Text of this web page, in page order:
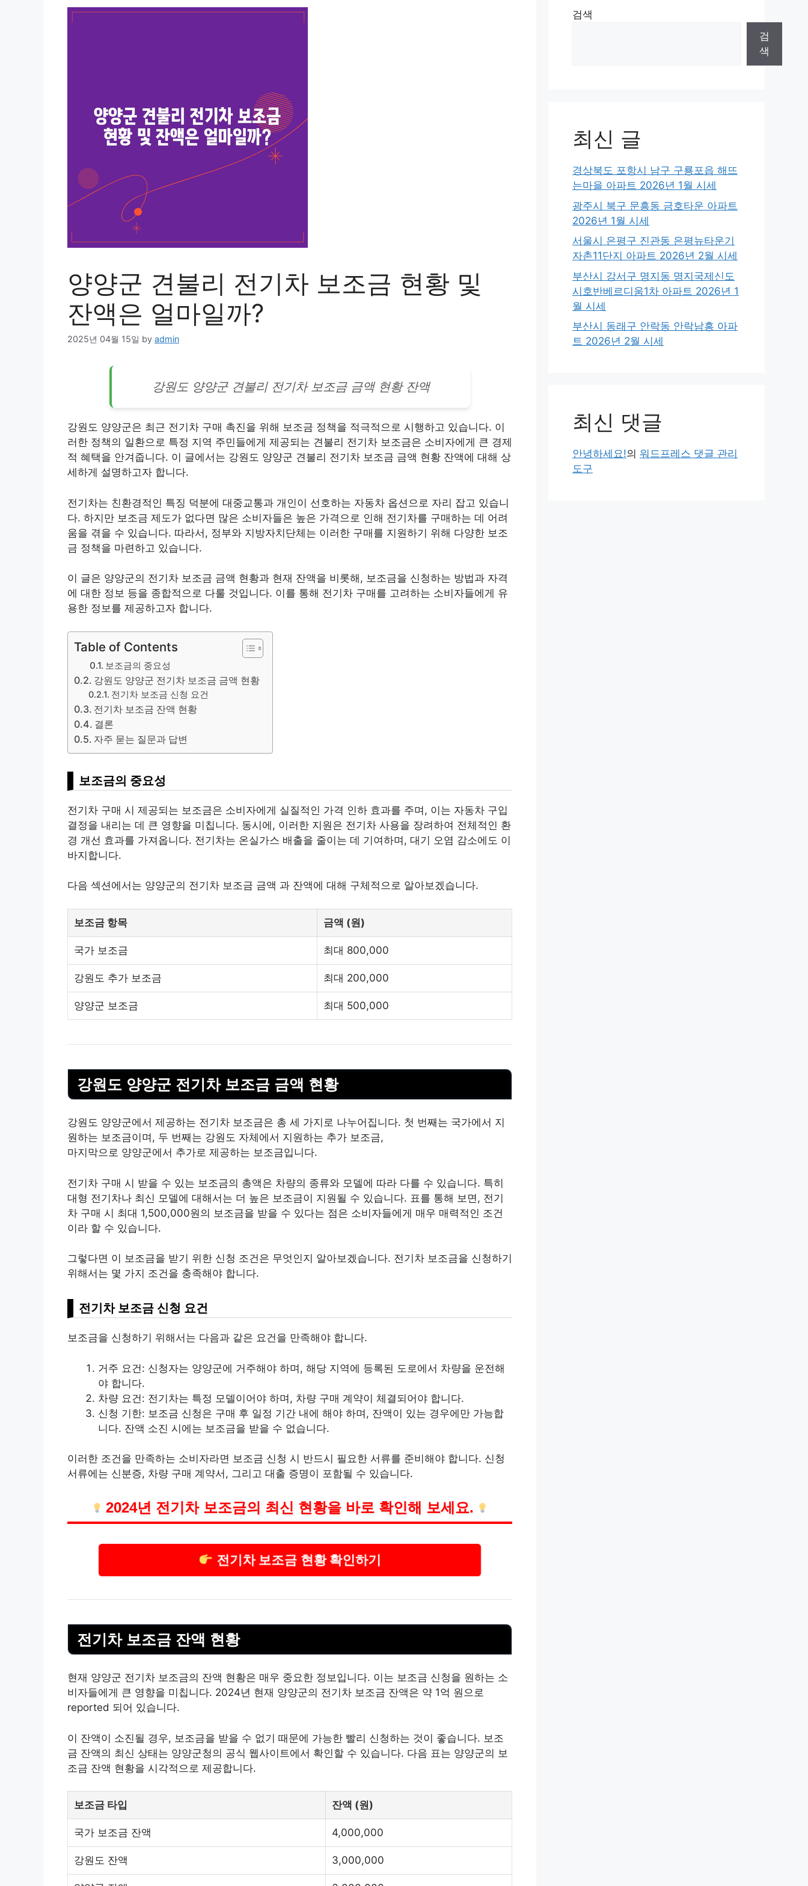
양양군 견불리 전기차 보조금 현황 및
잔액은 얼마일까?
2025년 04월 15일 by admin
강원도 양양군 견불리 전기차보조금 금액 현황 잔액
강원도 양양군은 최근 전기차 구매 촉진을 위해 보조금 정책을 적극적으로 시행하고 있습니다. 이
러한 정책의 일환으로 특정 지역 주민들에게 제공되는 견불리 전기차 보조금은 소비자에게 큰 경제
적 혜택을 안겨줍니다. 이 글에서는 강원도 양양군 견불리 전기차 보조금 금액 현황 잔액에 대해 상
세하게 설명하고자 합니다.
전기차는 친환경적인 특징 덕분에 대중교통과 개인이 선호하는 자동차 옵션으로 자리 잡고 있습니
다. 하지만 보조금 제도가 없다면 많은 소비자들은 높은 가격으로 인해 전기차를 구매하는 데 어려
움을 겪을 수 있습니다. 따라서, 정부와 지방자치단체는 이러한 구매를 지원하기 위해 다양한 보조
금 정책을 마련하고 있습니다.
이 글은 양양군의 전기차 보조금 금액 현황과 현재 잔액을 비롯해, 보조금을 신청하는 방법과 자격
에 대한 정보 등을 종합적으로 다룰 것입니다. 이를 통해 전기차 구매를 고려하는 소비자들에게 유
용한 정보를 제공하고자 합니다.
Table of Contents
보조금의 중요성
강원도 양양군 전기차 보조금 금액 현황
전기차 보조금 신청 요건
전기차 보조금 잔액 현황
결론
자주 묻는 질문과 답변
보조금의 중요성
전기차 구매 시 제공되는 보조금은 소비자에게 실질적인 가격 인하 효과를 주며, 이는 자동차 구입
결정을 내리는 데 큰 영향을 미칩니다. 동시에, 이러한 지원은 전기차 사용을 장려하여 전체적인 환
경 개선 효과를 가져옵니다. 전기차는 온실가스 배출을 줄이는 데 기여하며, 대기 오염 감소에도 이
바지합니다.
다음 섹션에서는 양양군의 전기차 보조금 금액 과 잔액에 대해 구체적으로 알아보겠습니다.
보조금 항목 금액 (원)
국가 보조금 최대 800,000
강원도 추가 보조금 최대 200,000
양양군 보조금 최대 500,000
강원도 양양군 전기차 보조금 금액 현황
강원도 양양군에서 제공하는 전기차 보조금은 총 세 가지로 나누어집니다. 첫 번째는 국가에서 지
원하는 보조금이며, 두 번째는 강원도 자체에서 지원하는 추가 보조금,
마지막으로 양양군에서 추가로 제공하는 보조금입니다.
전기차 구매 시 받을 수 있는 보조금의 총액은 차량의 종류와 모델에 따라 다를 수 있습니다. 특히
대형 전기차나 최신 모델에 대해서는 더 높은 보조금이 지원될 수 있습니다. 표를 통해 보면, 전기
차 구매 시 최대 1,500,000원의 보조금을 받을 수 있다는 점은 소비자들에게 매우 매력적인 조건
이라 할 수 있습니다.
그렇다면 이 보조금을 받기 위한 신청 조건은 무엇인지 알아보겠습니다. 전기차 보조금을 신청하기
위해서는 몇 가지 조건을 충족해야 합니다.
전기차 보조금 신청 요건
보조금을 신청하기 위해서는 다음과 같은 요건을 만족해야 합니다.
거주 요건: 신청자는 양양군에 거주해야 하며, 해당 지역에 등록된 도로에서 차량을 운전해
야 합니다.
차량 요건: 전기차는 특정 모델이어야 하며, 차량 구매 계약이 체결되어야 합니다.
신청 기한: 보조금 신청은 구매 후 일정 기간 내에 해야 하며, 잔액이 있는 경우에만 가능합
니다. 잔액 소진 시에는 보조금을 받을 수 없습니다.
이러한 조건을 만족하는 소비자라면 보조금 신청 시 반드시 필요한 서류를 준비해야 합니다. 신청
서류에는 신분증, 차량 구매 계약서, 그리고 대출 증명이 포함될 수 있습니다.
2024년 전기차 보조금의 최신 현황을 바로 확인해 보세요.
전기차 보조금 현황 확인하기
전기차 보조금 잔액 현황
현재 양양군 전기차 보조금의 잔액 현황은 매우 중요한 정보입니다. 이는 보조금 신청을 원하는 소
비자들에게 큰 영향을 미칩니다. 2024년 현재 양양군의 전기차 보조금 잔액은 약 1억 원으로
reported 되어 있습니다.
이 잔액이 소진될 경우, 보조금을 받을 수 없기 때문에 가능한 빨리 신청하는 것이 좋습니다. 보조
금 잔액의 최신 상태는 양양군청의 공식 웹사이트에서 확인할 수 있습니다. 다음 표는 양양군의 보
조금 잔액 현황을 시각적으로 제공합니다.
보조금 타입 잔액 (원)
국가 보조금 잔액 4,000,000
강원도 잔액 3,000,000
검색
검
색
최신 글
경상북도 포항시 남구 구룡포읍 해뜨
는마을 아파트 2026년 1월 시세
광주시 북구 문흥동 금호타운 아파트
2026년 1월 시세
서울시 은평구 진관동 은평뉴타운기
자촌11단지 아파트 2026년 2월 시세
부산시 강서구 명지동 명지국제신도
시호반베르디움1차 아파트 2026년 1
월 시세
부산시 동래구 안락동 안락남흥 아파
트 2026년 2월 시세
최신 댓글
안녕하세요!의 워드프레스 댓글 관리
도구